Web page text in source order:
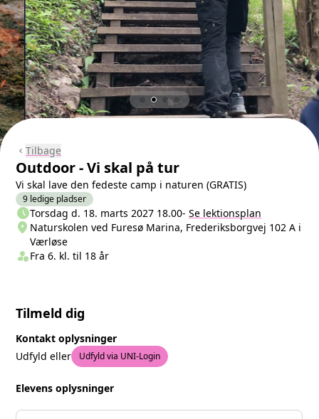
chevron_left Tilbage
Outdoor - Vi skal på tur
Vi skal lave den fedeste camp i naturen (GRATIS)
9 ledige pladser
Næste lektion
scheduleTorsdag d. 18. marts 2027 18.00- Se lektionsplan
Sted/Adresse
location_on Naturskolen ved Furesø Marina, Frederiksborgvej 102 A i
Værløse
Klasse/Aldersbegrænsning
person_shieldFra 6. kl. til 18 år
Tilmeld dig
Kontakt oplysninger
Udfyld eller
Udfyld via UNI-Login
Elevens oplysninger